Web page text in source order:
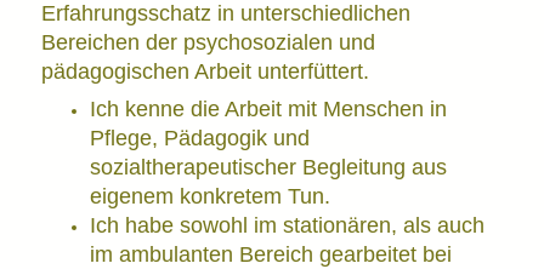
Erfahrungsschatz in unterschiedlichen
Bereichen der psychosozialen und
pädagogischen Arbeit unterfüttert.
Ich kenne die Arbeit mit Menschen in
Pflege, Pädagogik und
sozialtherapeutischer Begleitung aus
eigenem konkretem Tun.
Ich habe sowohl im stationären, als auch
im ambulanten Bereich gearbeitet bei